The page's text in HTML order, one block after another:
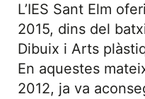
L’IES Sant Elm
2015, dins del
Dibuix i Arts
En aquestes
2012, ja va